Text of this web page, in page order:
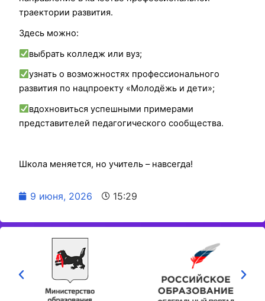
траектории развития.
Здесь можно:
выбрать колледж или вуз;
узнать о возможностях профессионального
развития по нацпроекту «Молодёжь и дети»;
вдохновиться успешными примерами
представителей педагогического сообщества.
Школа меняется, но учитель – навсегда!
9 июня, 2026 15:29